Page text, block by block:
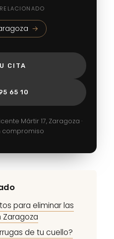
CITA
65 10
Mártir 17, Zaragoza ·
compromiso
para eliminar las
Zaragoza
de tu cuello?